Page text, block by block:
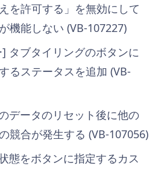
を許可する」を無効にして
機能しない (VB-107227)
タブタイリングのボタンに
るステータスを追加 (VB-
データのリセット後に他の
競合が発生する (VB-107056)
態をボタンに指定するカス